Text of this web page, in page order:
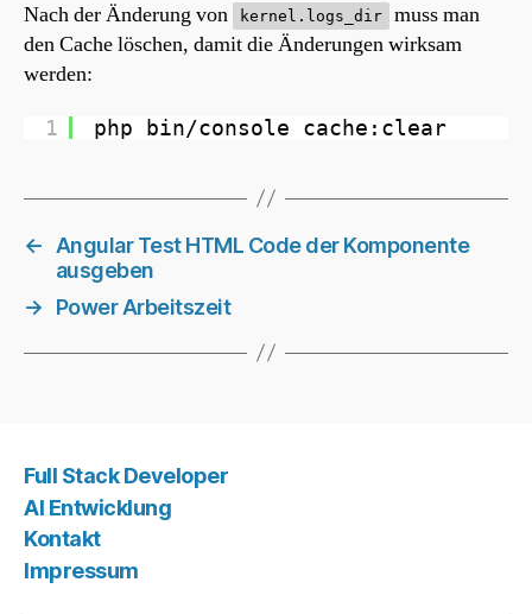
Nach der Änderung von kernel.logs_dir
muss man
den Cache löschen, damit die Änderungen wirksam
werden:
1 php bin/console cache:clear
←
Angular Test HTML Code der Komponente
ausgeben
→
Power Arbeitszeit
Full Stack Developer
AI Entwicklung
Kontakt
Impressum